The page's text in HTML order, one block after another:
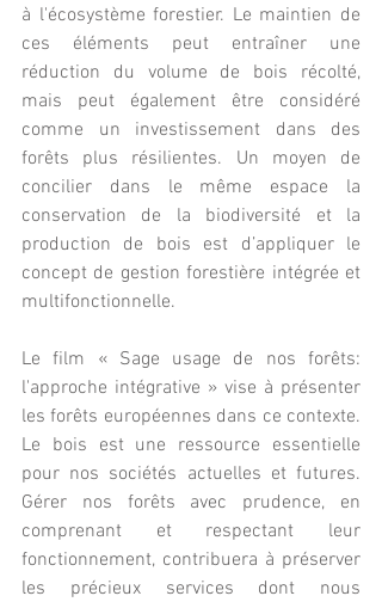
à l'écosystème forestier. Le maintien de
ces éléments peut entraîner une
réduction du volume de bois récolté,
mais peut également être considéré
comme un investissement dans des
forêts plus résilientes. Un moyen de
concilier dans le même espace la
conservation de la biodiversité et la
production de bois est d’appliquer le
concept de gestion forestière intégrée et
multifonctionnelle.
Le film « Sage usage de nos forêts:
l'approche intégrative » vise à présenter
les forêts européennes dans ce contexte.
Le bois est une ressource essentielle
pour nos sociétés actuelles et futures.
Gérer nos forêts avec prudence, en
comprenant et respectant leur
fonctionnement, contribuera à préserver
les précieux services dont nous